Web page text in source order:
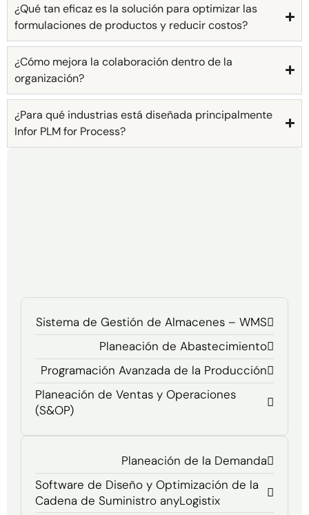
¿Qué tan eficaz es la solución para optimizar las
formulaciones de productos y reducir costos?
¿Cómo mejora la colaboración dentro de la
organización?
¿Para qué industrias está diseñada principalmente
Infor PLM for Process?
Sistema de Gestión de Almacenes – WMS
Planeación de Abastecimiento
Programación Avanzada de la Producción
Planeación de Ventas y Operaciones
(S&OP)
Planeación de la Demanda
Software de Diseño y Optimización de la
Cadena de Suministro anyLogistix